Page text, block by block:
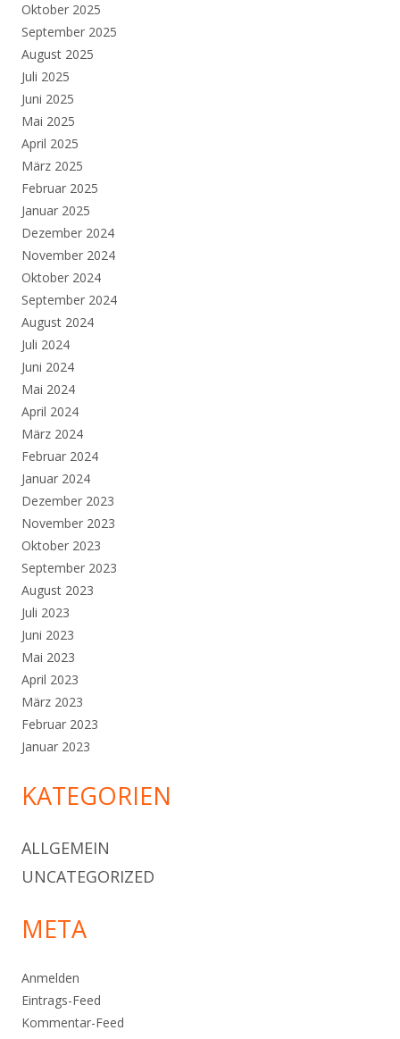
Oktober 2025
September 2025
August 2025
Juli 2025
Juni 2025
Mai 2025
April 2025
März 2025
Februar 2025
Januar 2025
Dezember 2024
November 2024
Oktober 2024
September 2024
August 2024
Juli 2024
Juni 2024
Mai 2024
April 2024
März 2024
Februar 2024
Januar 2024
Dezember 2023
November 2023
Oktober 2023
September 2023
August 2023
Juli 2023
Juni 2023
Mai 2023
April 2023
März 2023
Februar 2023
Januar 2023
KATEGORIEN
ALLGEMEIN
UNCATEGORIZED
META
Anmelden
Eintrags-Feed
Kommentar-Feed